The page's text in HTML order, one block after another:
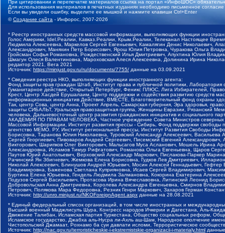
При цитировании и перепечатке материалов ссылка на портал «ИнфоШОС»
Для использования материалов в печатных изданиях необходимо письменное
Если вы увидели ошибку, выделите ее мышкой и нажмите клавиши Ctrl+Enter
©Создание сайта - Инфорос, 2007-2026
* Реестр иностранных средств массовой информации, выполняющих функции
Голос Америки, Idel.Реалии, Кавказ.Реалии, Крым.Реалии, Телеканал Настоящее
Людмила Алексеевна, Маркелов Сергей Евгеньевич, Камалягин Денис Николаевич,
Александрович, Маняхин Петр Борисович, Ярош Юлия Петровна, Чуракова Ольга
Гройсман Софья Романовна, Рождественский Илья Дмитриевич, Апухтина Юлия
Шмагун Олеся Валентиновна, Мароховская Алеся Алексеевна, Долинина Ирина
редактор 2021, Вега 2021
Источник: https://minjust.gov.ru/ru/documents/7755/ данные на 03.09.2021
* Сведения реестра НКО, выполняющих функции иностранного агента:
Фонд защиты прав граждан Штаб, Институт права и публичной политики,
Гуманитарное действие, Открытый Петербург, Феникс ПЛЮС, Лига Избирателей,
Крест, Центр Хасдей Ерушалаим, Центр поддержки и содействия развитию средств
информационных инициатив Действие, ВМЕСТЕ, Благотворительный фонд охраны
Так, центр Сова, центр Анна, Проект Апрель, Самарская губерния, Эра здоровья,
защиты СИБАЛЬТ, Уральская правозащитная группа, Женщины Евразии, Рязанский
человека, Дальневосточный центр развития гражданских инициатив и социального
АКАДЕМИЯ ПО ПРАВАМ ЧЕЛОВЕКА, Частное учреждение Совета Министров северных
Массовой Информации, Институт развития прессы - Сибирь, Фонд поддержки
агентство МЕМО. РУ, Институт региональной прессы, Институт Развития Свободы
Борисовна, Таранова Юлия Николаевна, Туровский Александр Алексеевич,
Сергей Георгиевич, Пивоваров Андрей Сергеевич, Писемский Евгений
Викторович, Шарипков Олег Викторович, Мальсагов Муса Асланович, Мошель Ирина
Александровна, Исламов Тимур Рифгатович, Романова Ольга Евгеньевна, Щаров
Паутов Юрий Анатольевич, Верховский Александр Маркович, Пислакова-Паркер
Рачинский Ян Збигневич, Жемкова Елена Борисовна, Гудков Лев Дмитриевич,
Николай Алексеевич, Блинушов Андрей Юрьевич, Мосин Алексей Геннадьевич,
Владимировна, Баженова Светлана Куприяновна, Исаев Сергей Владимирович,
Буртина Елена Юрьевна, Гендель Людмила Залмановна, Кокорина Екатерина
Подузов Сергей Васильевич, Протасова Ирина Вячеславовна, Литинский Леонид
Добровольская Анна Дмитриевна, Королева Александра Евгеньевна, Смирнов
Петрович, Полякова Мара Федоровна, Резник Генри Маркович, Захаров Герман
Источник: http://unro.minjust.ru/NKOForeignAgent.aspx данные на 28.08.2021
* Единый федеральный список организаций, в том числе иностранных и
Высший военный Маджлисуль Шура, Конгресс народов Ичкерии и Дагестана, Аль-
Движение Талибан, Исламская партия Туркестана, Общество социальных реформ,
Исламское государство, Джабха аль-Нусра ли-Ахль аш-Шам, Народное ополчение
Чистопольский Джамаат, Рохнамо ба суи давлати исломи, Террористическое
Источник: http://nac.gov.ru/terroristicheskie-i-ekstremistskie-organizacii-i-materialy.html